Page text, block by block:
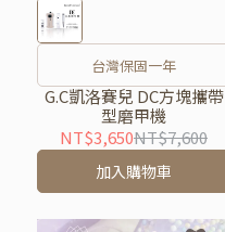
台灣保固一年
G.C凱洛賽兒 DC方塊攜帶
型磨甲機
NT$3,650NT$7,600
加入購物車